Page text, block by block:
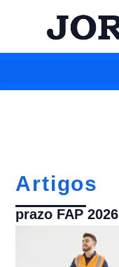
Artigos
prazo FAP 2026